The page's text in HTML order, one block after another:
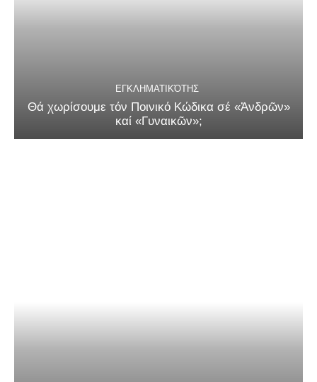
ΕΓΚΛΗΜΑΤΙΚΌΤΗΣ
Θά χωρίσουμε τόν Ποινικό Κώδικα σέ «Ἀνδρῶν»
καί «Γυναικῶν»;